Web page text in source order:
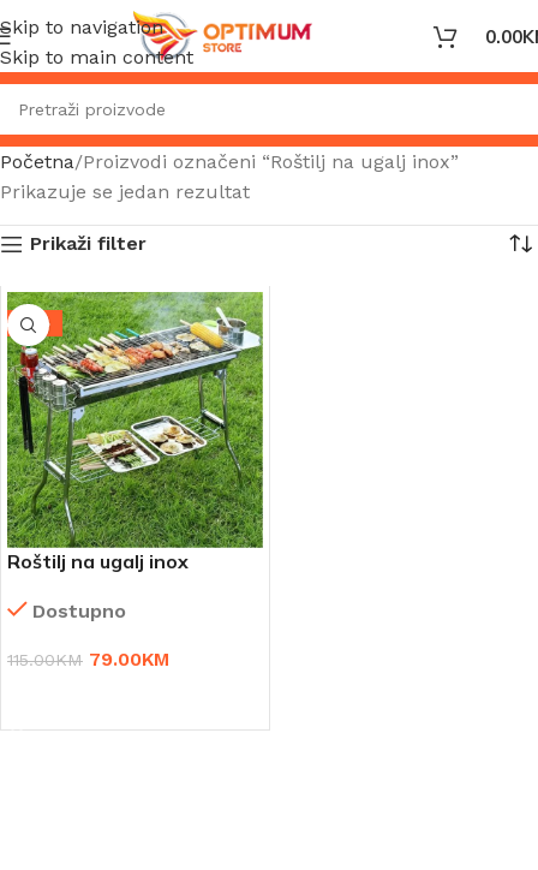
Skip to navigation
Skip to main content
0.00
Početna Proizvodi označeni “Roštilj na ugalj inox”
Prikazuje se jedan rezultat
Prikaži filter
-31%
Roštilj na ugalj inox
Dostupno
115.00KM 79.00KM